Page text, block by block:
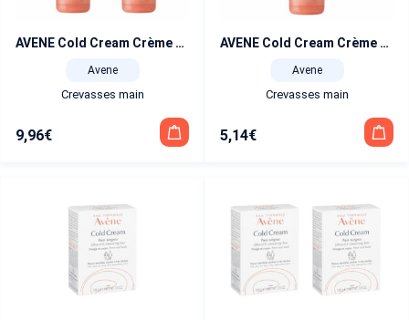
AVENE Cold Cream Crème mains concentrée 2×50 ml
Avene
Crevasses main
9,96€
AVENE Cold Cream Crème mains concentrée 50 ml
Avene
Crevasses main
5,14€